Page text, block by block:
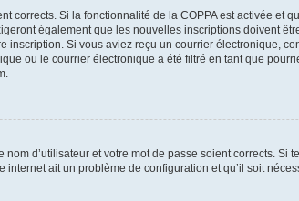
corrects. Si la fonctionnalité de la COPPA est activée et
également que les nouvelles inscriptions doivent
Si vous aviez reçu un courrier électronique,
ou le courrier électronique a été filtré en tant que
d’utilisateur et votre mot de passe soient corrects.
ait un problème de configuration et qu’il soit